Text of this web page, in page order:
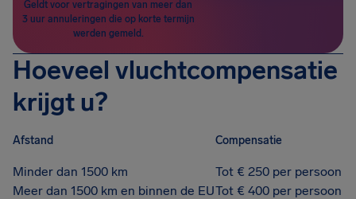
Geldt voor vertragingen van meer dan
3 uur annuleringen die op korte termijn
werden gemeld.
Hoeveel vluchtcompensatie
krijgt u?
Afstand Compensatie
Minder dan 1500 km
Tot € 250 per persoon
Meer dan 1500 km en binnen de EUTot € 400 per persoon